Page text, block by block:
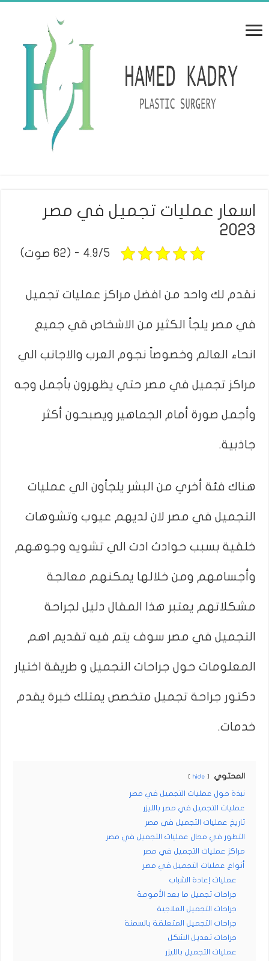
اسعار عمليات تجميل في مصر
2023
4.9/5 - (62 صوت)
نقدم لك واحد من افضل مراكز عمليات تجميل
في مصر يلجأ الكثير من الاشخاص قي جميع
انحاء العالم وخصوصاً نجوم العرب والاجانب الي
مراكز تجميل في مصر حتي يظهرون بأجمل وجه
وأجمل صورة أمام الجماهير ويصبحون أكثر
جاذبية.
هناك فئة أخري من البشر يلجأون الي عمليات
التجميل في مصر لان لديهم عيوب وتشوهات
خلقية بسبب حوادث ادت الي تشويه وجوههم
وأجسامهم ومن خلالها يمكنهم معالجة
مشكلاتهم يعتبر هذا المقال دليل لجراحة
التجميل في مصر سوف يتم فيه تقديم اهم
المعلومات حول جراحات التجميل و طريقة اختيار
دكتور جراحة تجميل متخصص يمتلك خبرة يقدم
خدمات.
المحتوي hide
نبذة حول عمليات التجميل في مصر
عمليات التجميل في مصر بالليزر
تاريخ عمليات التجميل في مصر
التطور في مجال عمليات التجميل في مصر
مراكز عمليات التجميل في مصر
أنواع عمليات التجميل في مصر
عمليات إعادة الشباب
جراحات تجميل ما بعد الأمومة
جراحات التجميل العلاجية
جراحات التجميل المتعلقة بالسمنة
جراحات تعديل الشكل
عمليات التجميل بالليزر